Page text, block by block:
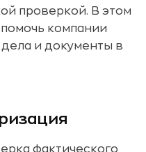
проверкой. В этом
компании
и документы в
фактического